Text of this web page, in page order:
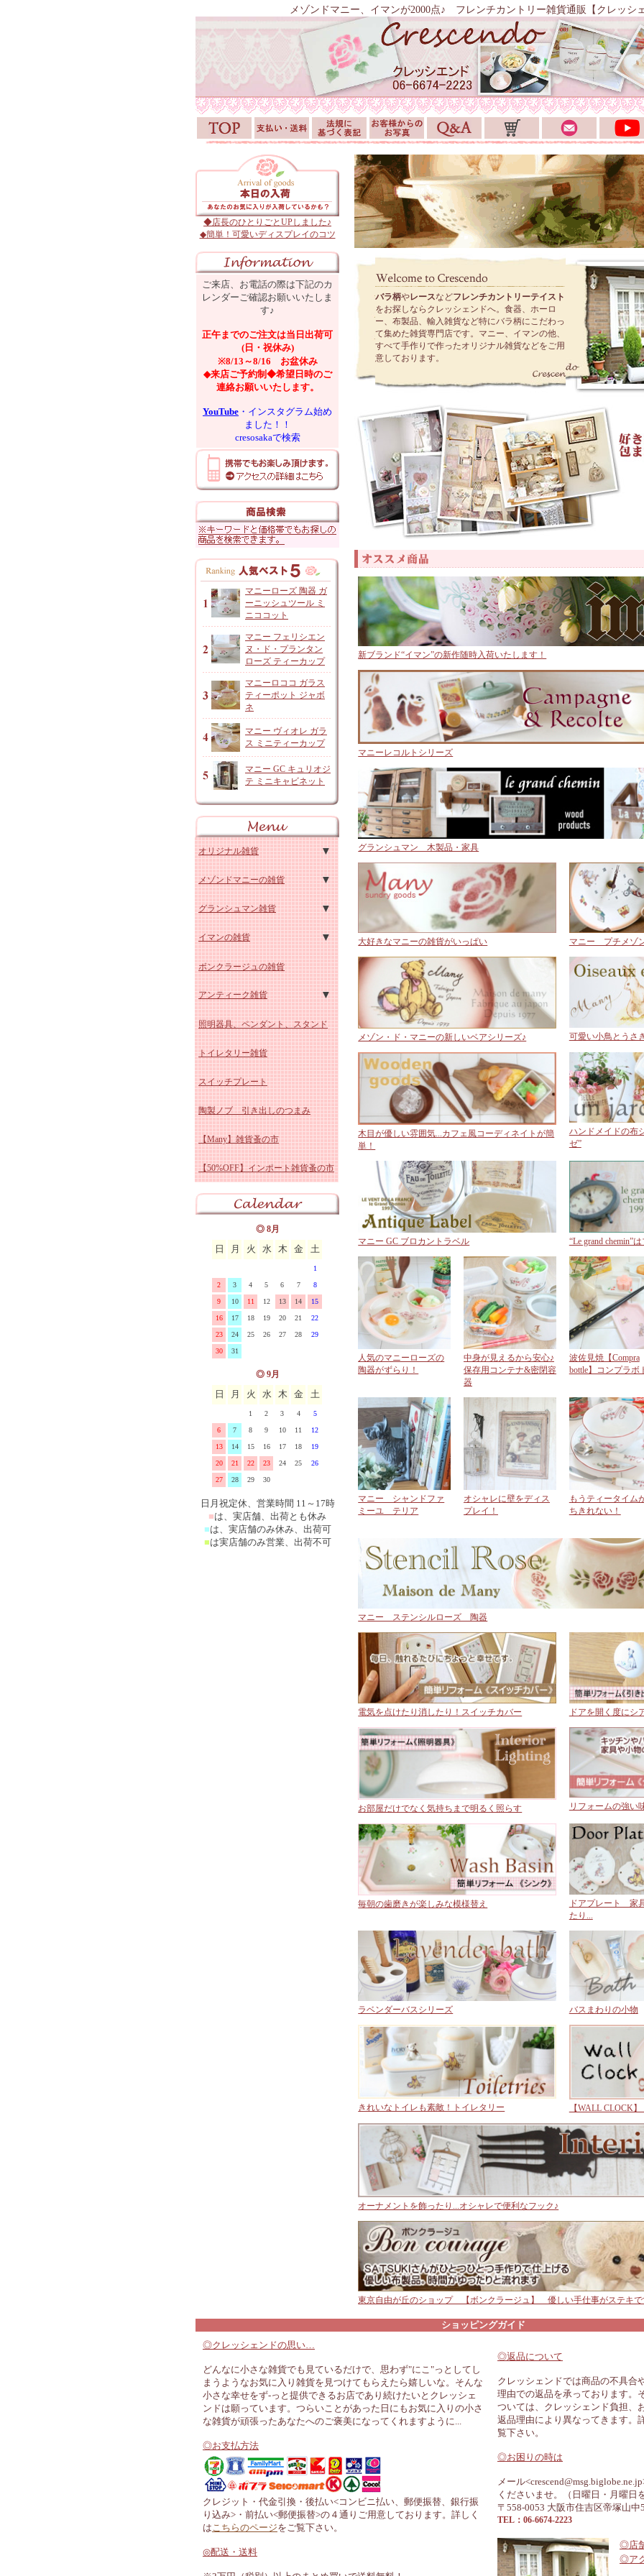
メゾンドマニー、イマンが2000点♪ フレンチカントリー雑貨通販【クレッシ
◆店長のひとりごとUPしました♪
◆簡単！可愛いディスプレイのコツ
ご来店、お電話の際は下記のカ
レンダーご確認お願いいたしま
す♪
正午までのご注文は当日出荷可
(日・祝休み)
※8/13～8/16 お盆休み
◆来店ご予約制◆希望日時のご
連絡お願いいたします。
YouTube ・インスタグラム始め
ました！！
cresosakaで検索
マニーローズ 陶器 ガ
ーニッシュツール ミ
ニココット
マニー フェリシエン
ヌ・ド・プランタン
ローズ ティーカップ
マニーロココ ガラス
ティーポット ジャボ
ネ
マニー ヴィオレ ガラ
ス ミニティーカップ
マニー GC キュリオジ
テ ミニキャビネット
オリジナル雑貨
アンジャルダンロゼ
オリジナルコットン雑貨
レースドイリーなど
パッチワークシリーズ
カフェカーテン
ヴィクトリアシリーズ
ローズ柄カットクロス
メゾンドマニーの雑貨
マニー ローズ 陶器キッチン
マニー ローズ 陶器その他
マニー ローズ ホーロー
マニー ローズ ガラス他
マニー エトフモチーフ ロー
ズ
マニー レールデュロココ陶器
マニー レールデュロココホー
ロー
マニー レールデュロココ ガ
ラス
マニー ステンシルローズ 陶
器
マニー ブルーローズ シリーズ
マニー ノンブルシリーズ
マニー プチメゾン陶器
マニー バンドゥメール
マニー プティ タンジュ
マニー クリスマス陶器
マニー ペイザージュ・アン・
マニー ブルーミングガーデン
マニーレコルトシリーズ
マニー プロヴァンス
マニー チェリーシリーズ
マニー デイジー陶磁器&ガラ
ス
マニー クリサンテーム
マニーポショアール・ド・スリ
グランシュマン雑貨
グランシュマン 木製品・家具
グランシュマン インテリア
グランシュマン カーデニング
雑貨
マニー グランシュマン 布シ
リーズ
グランシュマン バスケット
グランシュマン スタンド・照
明器具
グランシュマン キッチン雑貨
グランシュマン ダンテルテー
ブルウェア
マニー GC ミュゲ・すずらん 陶
器
マニー グランシュマン エク
マニー GC ブロカントラベル
マニーGC ウッドクラフトアニ
マル
コントワール・デュ・ファミー
ユ
Fabrica ファブリカ
イマンの雑貨
イマン かほり 陶器、ホーロ
ー
イマン しおりシリーズ
イマンももかシリーズ
イマン ビビアン 陶器、ホー
ロー
イマン スミレ 陶器、ホーロ
ー
イマン エマ 陶器、ホーロー
イマン プリンセスローズ
イマン ダイアナローズ 陶
器、ホーロー
イマン イザベラ 陶器
イマン クラリス 陶器、ホー
ロー
イマン ローズバスケット 陶
器、ホーロー
イマン ローレライ ガラス
イマンその他の雑貨
ボンクラージュの雑貨
アンティーク雑貨
アンティーク スージークーパ
ー
アンティーク ブルー&ホワイ
ト
アンティーク ホーロー雑貨
アンティーク 陶器雑貨
アンティーク その他
照明器具、ペンダント、スタンド
トイレタリー雑貨
スイッチプレート
陶製ノブ 引き出しのつまみ
【Many】雑貨蚤の市
【50%OFF】インポート雑貨蚤の市
◎ 8月
日 月 火 水 木 金 土
1
2 3 4 5 6 7 8
9 10 11 12 13 14 15
16 17 18 19 20 21 22
23 24 25 26 27 28 29
30 31
◎ 9月
日 月 火 水 木 金 土
1 2 3 4 5
6 7 8 9 10 11 12
13 14 15 16 17 18 19
20 21 22 23 24 25 26
27 28 29 30
日月祝定休、営業時間 11～17時
■は、実店舗、出荷とも休み
■は、実店舗のみ休み、出荷可
■は実店舗のみ営業、出荷不可
バラ柄やレースなどフレンチカントリーテイスト
をお探しならクレッシェンドへ。食器、ホーロ
ー、布製品、輸入雑貨など特にバラ柄にこだわっ
て集めた雑貨専門店です。マニー、イマンの他、
すべて手作りで作ったオリジナル雑貨などをご用
意しております。
新ブランド“イマン”の新作随時入荷いたします！
マニーレコルトシリーズ
グランシュマン 木製品・家具
大好きなマニーの雑貨がいっぱい マニー プチメゾ
メゾン・ド・マニーの新しいベアシリーズ♪ 可愛い小鳥とうさ
木目が優しい雰囲気...カフェ風コーディネイトが簡
単！
ハンドメイドの布
ゼ”
マニー GC ブロカントラベル “Le grand chemin”
人気のマニーローズの
陶器がずらり！
中身が見えるから安心♪
保存用コンテナ&密閉容
器
波佐見焼【Compra
bottle】コンプラボ
マニー シャンドファ
ミーユ テリア
オシャレに壁をディス
プレイ！
もうティータイム
ちきれない！
マニー ステンシルローズ 陶器
電気を点けたり消したり！スイッチカバー ドアを開く度にシ
お部屋だけでなく気持ちまで明るく照らす リフォームの強い
毎朝の歯磨きが楽しみな模様替え
ドアプレート 家
たり...
ラベンダーバスシリーズ バスまわりの小物
きれいなトイレも素敵！トイレタリー 【WALL CLOCK
オーナメントを飾ったり...オシャレで便利なフック♪
東京自由が丘のショップ 【ボンクラージュ】 優しい手仕事がステキで